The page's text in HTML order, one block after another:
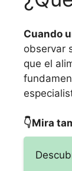
Cuando
observar
que el
👇Mira